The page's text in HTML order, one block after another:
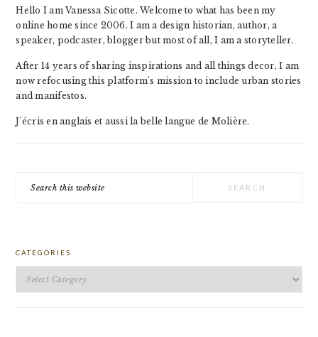
Hello I am Vanessa Sicotte. Welcome to what has been my
online home since 2006. I am a design historian, author, a
speaker, podcaster, blogger but most of all, I am a storyteller.
After 14 years of sharing inspirations and all things decor, I am
now refocusing this platform's mission to include urban stories
and manifestos.
J'écris en anglais et aussi la belle langue de Molière.
this
CATEGORIES